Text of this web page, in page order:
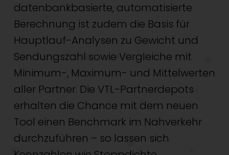
datenbankbasierte, automatisierte
Berechnung ist zudem die Basis für
Hauptlauf-Analysen zu Gewicht und
Sendungszahl sowie Vergleiche mit
Minimum-, Maximum- und Mittelwerten
aller Partner. Die VTL-Partnerdepots
erhalten die Chance mit dem neuen
Tool einen Benchmark im Nahverkehr
durchzuführen – so lassen sich